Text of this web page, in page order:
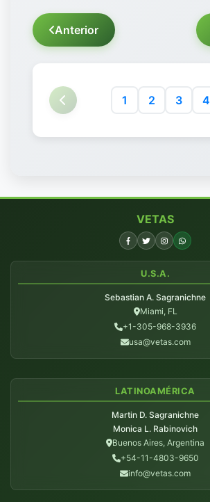
Anterior
1 2 3 4
VETAS
U.S.A.
Sebastian A. Sagranichne
Miami, FL
+1-305-968-3936
usa@vetas.com
LATINOAMÉRICA
Martin D. Sagranichne
Monica L. Rabinovich
Buenos Aires, Argentina
+54-11-4803-9650
info@vetas.com